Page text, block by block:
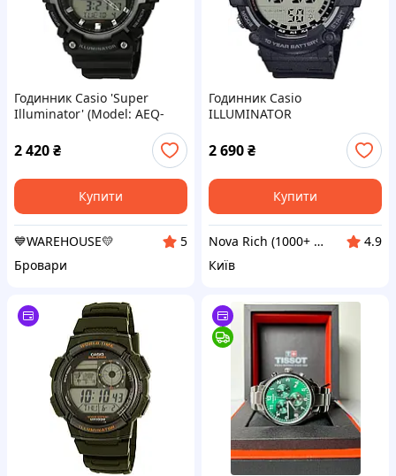
Годинник Casio 'Super
Illuminator' (Model: AEQ-
2 420₴
Купити
💙WAREHOUSE💛
5
Бровари
Годинник Casio
ILLUMINATOR
2 690₴
Купити
Nova Rich (1000+ відгуків - Відправка в день замовлення 7 днів на тиждень - Гарантія на товари)
4.9
Київ